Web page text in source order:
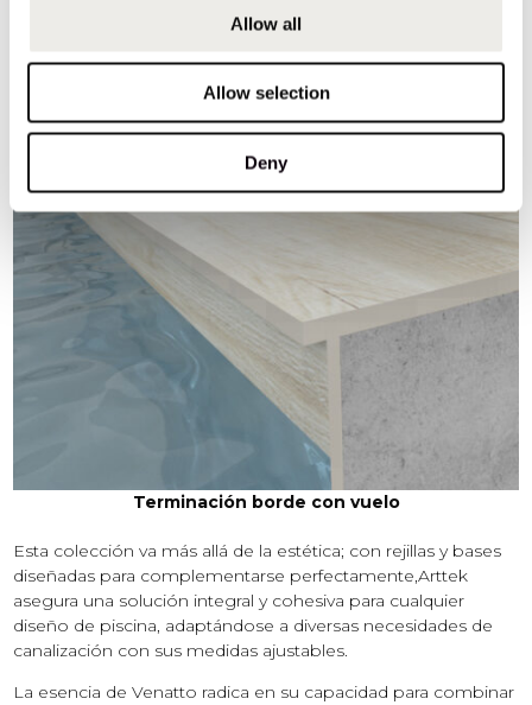
Allow all
Allow selection
Deny
Terminación borde a inglete
Terminación borde con vuelo
Esta colección va más allá de la estética; con rejillas y bases
diseñadas para complementarse perfectamente,Arttek
asegura una solución integral y cohesiva para cualquier
diseño de piscina, adaptándose a diversas necesidades de
canalización con sus medidas ajustables.
La esencia de Venatto radica en su capacidad para combinar